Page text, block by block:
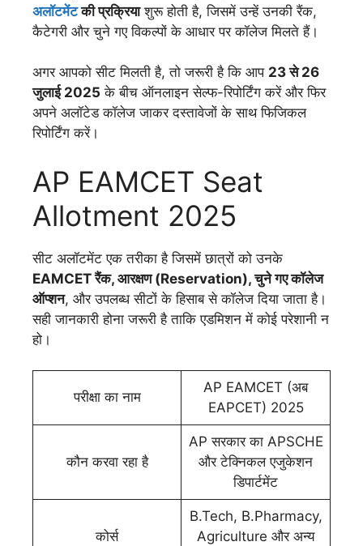
अलॉटमेंटकी प्रक्रियाशुरू होती है, जिसमें उन्हें उनकी रैंक,
कैटेगरी और चुने गए विकल्पों के आधार पर कॉलेज मिलते हैं।
अगर आपको सीट मिलती है, तो जरूरी है कि आप 23 से 26
जुलाई 2025 के बीच ऑनलाइन सेल्फ-रिपोर्टिंग करें और फिर
अपने अलॉटेड कॉलेज जाकर दस्तावेजों के साथ फिजिकल
रिपोर्टिंग करें।
AP EAMCET Seat
Allotment 2025
सीट अलॉटमेंट एक तरीका है जिसमें छात्रों को उनके
EAMCET रैंक, आरक्षण (Reservation), चुने गए कॉलेज
ऑप्शन, और उपलब्ध सीटों के हिसाब से कॉलेज दिया जाता है।
सही जानकारी होना जरूरी है ताकि एडमिशन में कोई परेशानी न
हो।
परीक्षा का नाम
AP EAMCET (अब
EAPCET) 2025
कौन करवा रहा है
AP सरकार का APSCHE
और टेक्निकल एजुकेशन
डिपार्टमेंट
कोर्स
B.Tech, B.Pharmacy,
Agriculture और अन्य